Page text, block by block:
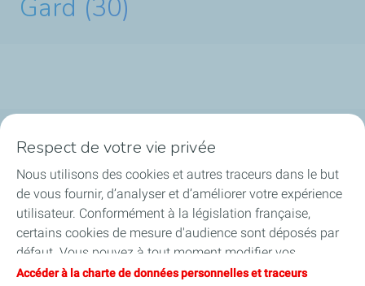
Gard (30)
La société
Nos métiers
Soyez acteurs
Nos projets
Respect de votre vie privée
Nous utilisons des cookies et autres traceurs dans le but
de vous fournir, d’analyser et d’améliorer votre expérience
utilisateur. Conformément à la législation française,
certains cookies de mesure d'audience sont déposés par
défaut. Vous pouvez à tout moment modifier vos
paramètres de cookies en cliquant sur le bouton « Gérer
Accéder à la charte de données personnelles et traceurs